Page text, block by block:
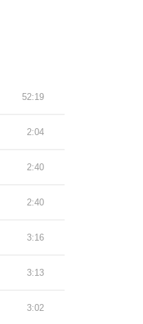
52:19
2:04
2:40
2:40
3:16
3:13
3:02